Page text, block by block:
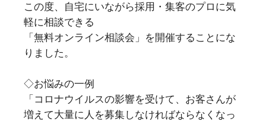
この度、自宅にいながら採用・集客のプロに気
軽に相談できる
「無料オンライン相談会」を開催することにな
りました。
◇お悩みの一例
「コロナウイルスの影響を受けて、お客さんが
増えて大量に人を募集しなければならなくなっ